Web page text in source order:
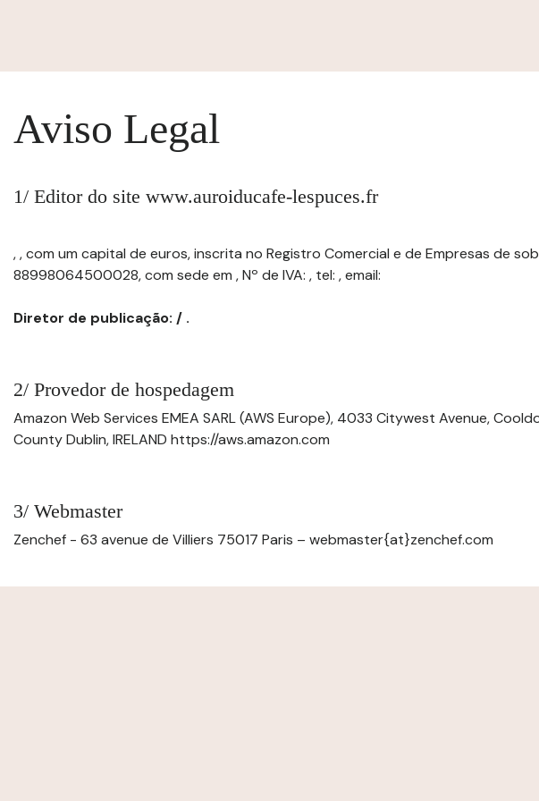
Aviso Legal
1/ Editor do site www.auroiducafe-lespuces.fr
, , com um capital de euros, inscrita no Registro Comercial e de Empresas de
88998064500028, com sede em , Nº de IVA: , tel: , email:
Diretor de publicação: / .
2/ Provedor de hospedagem
Amazon Web Services EMEA SARL (AWS Europe), 4033 Citywest Avenue,
County Dublin, IRELAND https://aws.amazon.com
3/ Webmaster
Zenchef - 63 avenue de Villiers 75017 Paris – webmaster{at}zenchef.com